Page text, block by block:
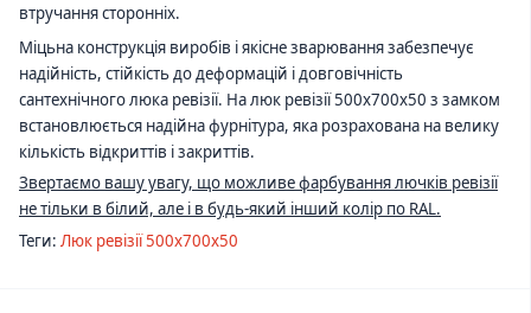
втручання сторонніх.
Міцьна конструкція виробів і якісне зварювання забезпечує
надійність, стійкість до деформацій і довговічність
сантехнічного люка ревізії. На люк ревізії 500х700х50 з замком
встановлюється надійна фурнітура, яка розрахована на велику
кількість відкриттів і закриттів.
Звертаємо вашу увагу, що можливе фарбування лючків ревізії
не тільки в білий, але і в будь-який інший колір по RAL.
Теги: Люк ревізії 500х700х50